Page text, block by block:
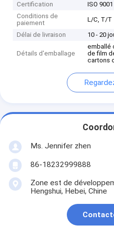
Certification
ISO 9001
Conditions de
paiement
L/C, T/T
Délai de livraison 10 - 20
Détails d'emballage
emballé
de film
cartons
Ms. Jennifer zhen
86-18232999888
Zone est de
Hengshui, Hebei, Chine